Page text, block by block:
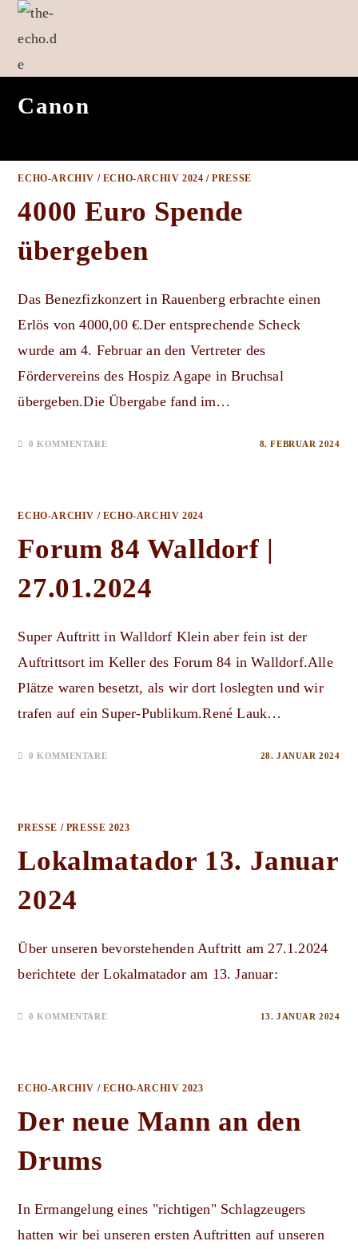
Zum
Canon
ECHO-ARCHIV / ECHO-ARCHIV 2024 /PRESSE
4000 Euro Spende
übergeben
Das Benezfizkonzert in Rauenberg erbrachte einen
Erlös von 4000,00 €.Der entsprechende Scheck
wurde am 4. Februar an den Vertreter des
Fördervereins des Hospiz Agape in Bruchsal
übergeben.Die Übergabe fand im…
0 KOMMENTARE 8. FEBRUAR 2024
ECHO-ARCHIV / ECHO-ARCHIV 2024
Forum 84 Walldorf |
27.01.2024
Super Auftritt in Walldorf Klein aber fein ist der
Auftrittsort im Keller des Forum 84 in Walldorf.Alle
Plätze waren besetzt, als wir dort loslegten und wir
trafen auf ein Super-Publikum.René Lauk…
0 KOMMENTARE 28. JANUAR 2024
PRESSE / PRESSE 2023
Lokalmatador 13. Januar
2024
Über unseren bevorstehenden Auftritt am 27.1.2024
berichtete der Lokalmatador am 13. Januar:
0 KOMMENTARE 13. JANUAR 2024
ECHO-ARCHIV / ECHO-ARCHIV 2023
Der neue Mann an den
Drums
In Ermangelung eines "richtigen" Schlagzeugers
hatten wir bei unseren ersten Auftritten auf unseren